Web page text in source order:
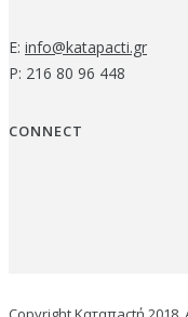
E: info@katapacti.gr
P: 216 80 96 448
CONNECT